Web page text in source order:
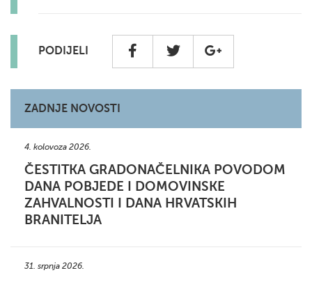
PODIJELI
ZADNJE NOVOSTI
4. kolovoza 2026.
ČESTITKA GRADONAČELNIKA POVODOM
DANA POBJEDE I DOMOVINSKE
ZAHVALNOSTI I DANA HRVATSKIH
BRANITELJA
31. srpnja 2026.